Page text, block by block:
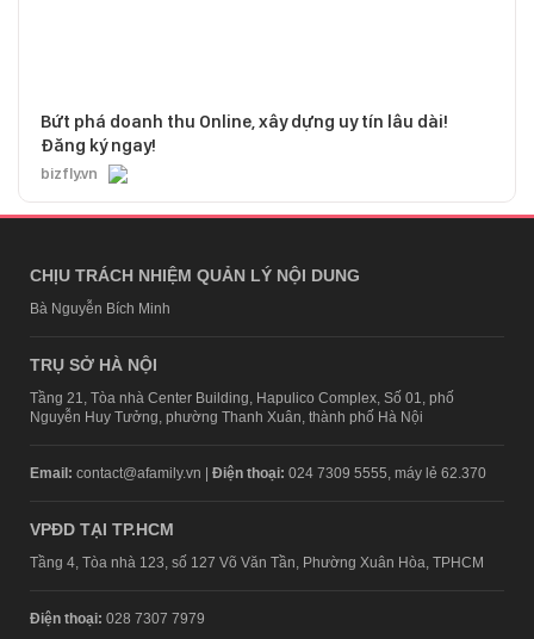
Bứt phá doanh thu Online, xây dựng uy tín lâu dài!
Đăng ký ngay!
bizfly.vn
CHỊU TRÁCH NHIỆM QUẢN LÝ NỘI DUNG
Bà Nguyễn Bích Minh
TRỤ SỞ HÀ NỘI
Tầng 21, Tòa nhà Center Building, Hapulico Complex, Số 01, phố
Nguyễn Huy Tưởng, phường Thanh Xuân, thành phố Hà Nội
Email: contact@afamily.vn | Điện thoại: 024 7309 5555, máy lẻ 62.370
VPĐD TẠI TP.HCM
Tầng 4, Tòa nhà 123, số 127 Võ Văn Tần, Phường Xuân Hòa, TPHCM
Điện thoại: 028 7307 7979